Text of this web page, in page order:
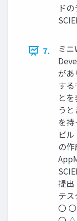
ド
7.
ミ
があ
す
と
う
を持
ビ
の
提
テ
〇